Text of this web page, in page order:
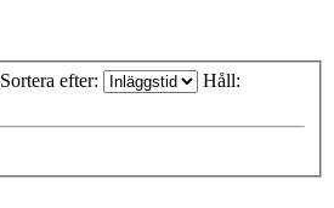
Sortera efter: Håll: